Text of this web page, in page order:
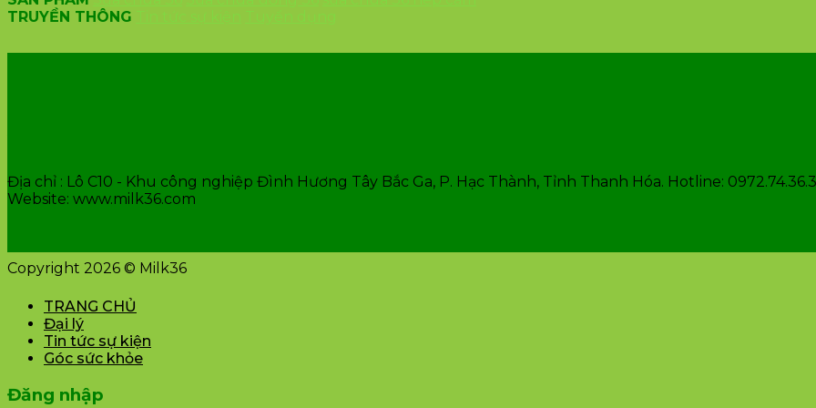
TRUYỀN THÔNG
Địa chỉ : Lô C10 - Khu công nghiệp Đình Hương Tây Bắc Ga, P. Hạc Thành, Tỉnh Thanh Hóa. Hotline:
Website: www.milk36.com
Copyright 2026 © Milk36
TRANG CHỦ
Đại lý
Tin tức sự kiện
Góc sức khỏe
Đăng nhập